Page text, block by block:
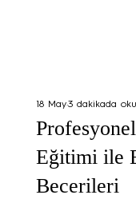
Eğitimi ile
Becerileri
18 May3 dakikada